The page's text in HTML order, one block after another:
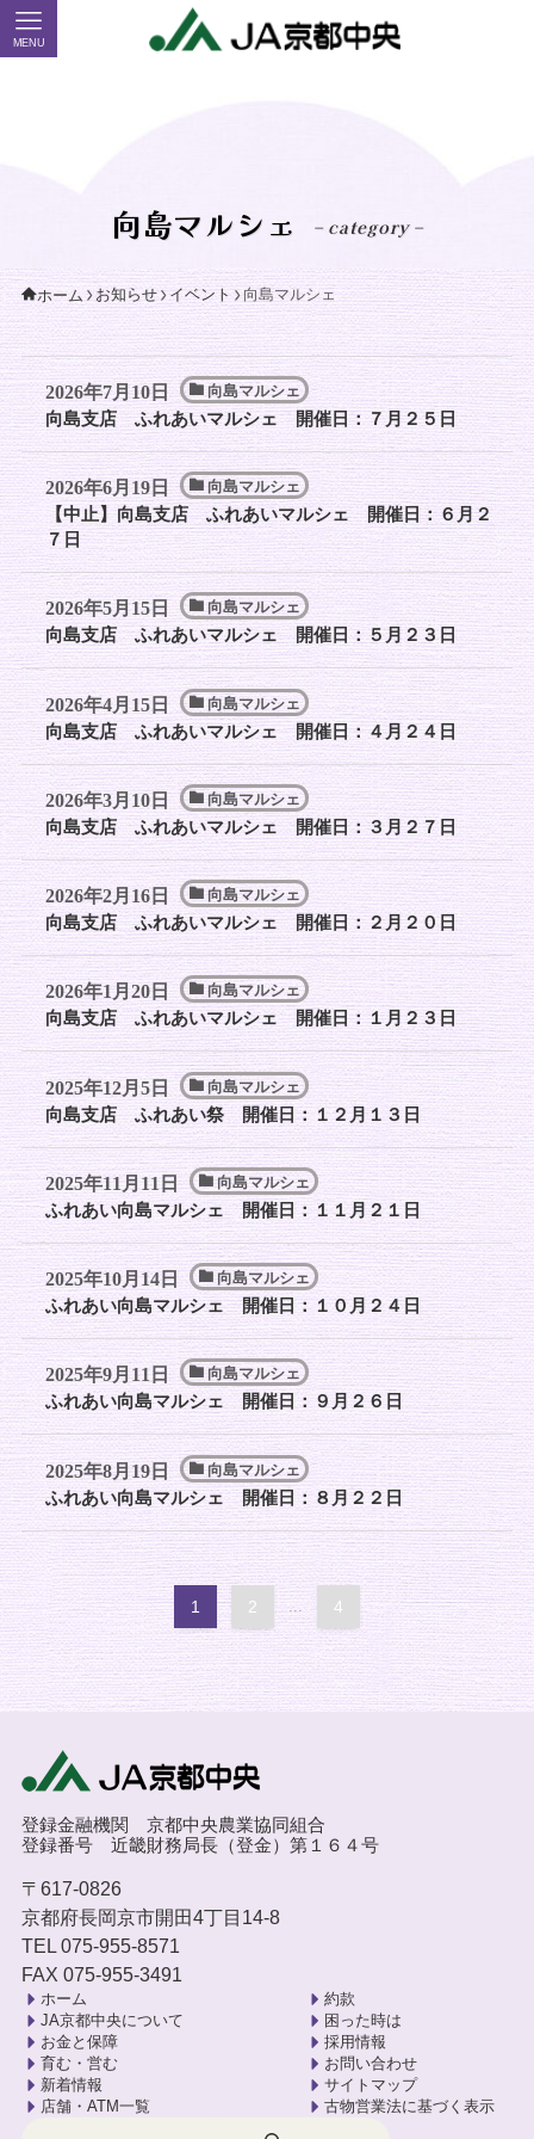
MENU
向島マルシェ – category –
ホーム お知らせ イベント 向島マルシェ
2026年7月10日 向島マルシェ
向島支店 ふれあいマルシェ 開催日：７月２５日
2026年6月19日 向島マルシェ
【中止】向島支店 ふれあいマルシェ 開催日：６月２
７日
2026年5月15日 向島マルシェ
向島支店 ふれあいマルシェ 開催日：５月２３日
2026年4月15日 向島マルシェ
向島支店 ふれあいマルシェ 開催日：４月２４日
2026年3月10日 向島マルシェ
向島支店 ふれあいマルシェ 開催日：３月２７日
2026年2月16日 向島マルシェ
向島支店 ふれあいマルシェ 開催日：２月２０日
2026年1月20日 向島マルシェ
向島支店 ふれあいマルシェ 開催日：１月２３日
2025年12月5日 向島マルシェ
向島支店 ふれあい祭 開催日：１２月１３日
2025年11月11日 向島マルシェ
ふれあい向島マルシェ 開催日：１１月２１日
2025年10月14日 向島マルシェ
ふれあい向島マルシェ 開催日：１０月２４日
2025年9月11日 向島マルシェ
ふれあい向島マルシェ 開催日：９月２６日
2025年8月19日 向島マルシェ
ふれあい向島マルシェ 開催日：８月２２日
1 2 ... 4
登録金融機関 京都中央農業協同組合
登録番号 近畿財務局長（登金）第１６４号
〒617-0826
京都府長岡京市開田4丁目14-8
TEL 075-955-8571
FAX 075-955-3491
ホーム
JA京都中央について
お金と保障
育む・営む
新着情報
店舗・ATM一覧
約款
困った時は
採用情報
お問い合わせ
サイトマップ
古物営業法に基づく表示